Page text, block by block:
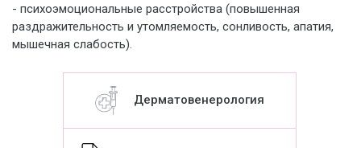
- психоэмоциональные расстройства (повышенная
раздражительность и утомляемость, сонливость, апатия,
мышечная слабость).
Дерматовенерология